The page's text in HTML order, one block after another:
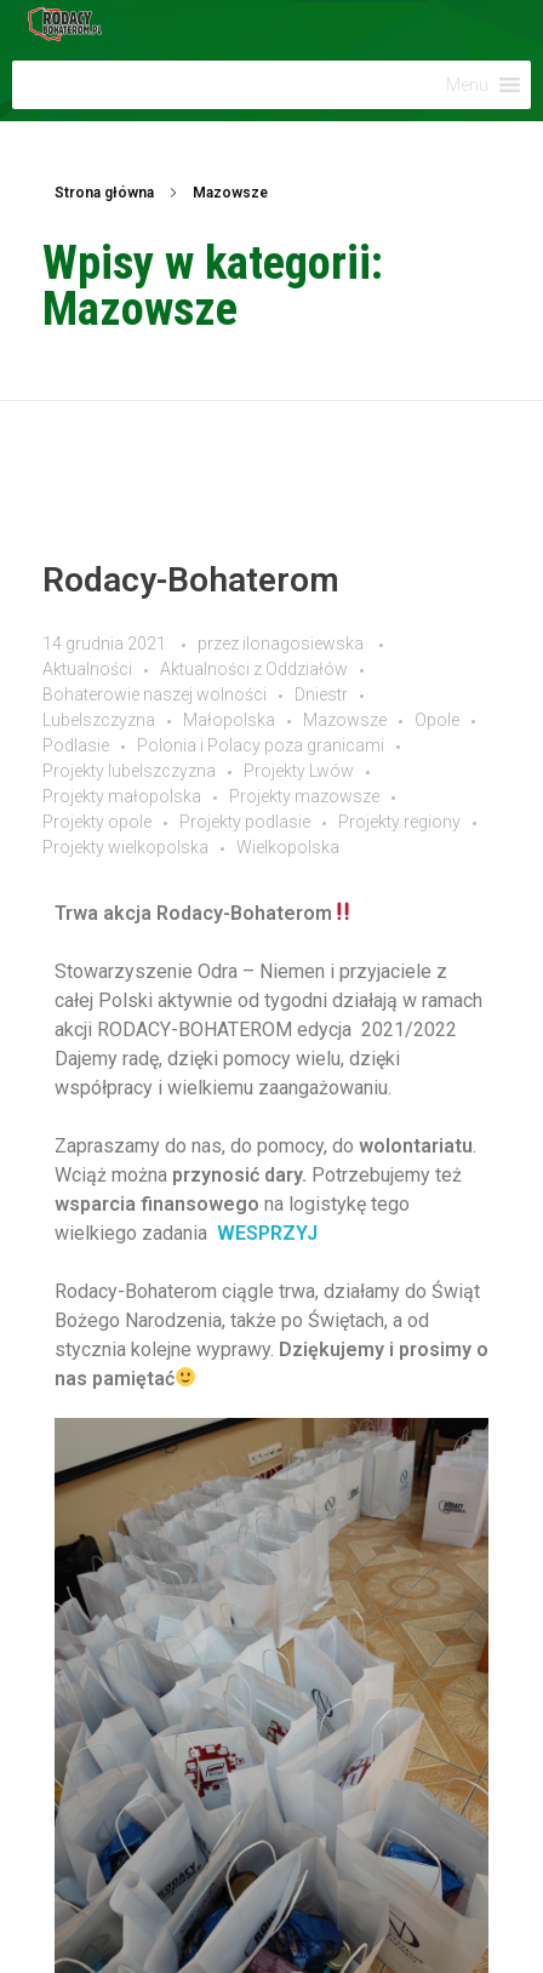
Menu
Strona główna Mazowsze
Wpisy w kategorii:
Mazowsze
Rodacy-Bohaterom
14 grudnia 2021 przez ilonagosiewska
Aktualności
Aktualności z Oddziałów
Bohaterowie naszej wolności
Dniestr
Lubelszczyzna
Małopolska Mazowsze
Opole
Podlasie
Polonia i Polacy poza granicami
Projekty lubelszczyzna
Projekty Lwów
Projekty małopolska
Projekty mazowsze
Projekty opole
Projekty podlasie
Projekty regiony
Projekty wielkopolska
Wielkopolska
Trwa akcja Rodacy-Bohaterom
Stowarzyszenie Odra – Niemen i przyjaciele z
całej Polski aktywnie od tygodni działają w ramach
akcji RODACY-BOHATEROM edycja 2021/2022
Dajemy radę, dzięki pomocy wielu, dzięki
współpracy i wielkiemu zaangażowaniu.
Zapraszamy do nas, do pomocy, do wolontariatu
Wciąż można przynosić dary. Potrzebujemy też
wsparcia finansowego na logistykę tego
wielkiego zadania WESPRZYJ
Rodacy-Bohaterom ciągle trwa, działamy do Świąt
Bożego Narodzenia, także po Świętach, a od
stycznia kolejne wyprawy. Dziękujemy i prosimy o
nas pamiętać